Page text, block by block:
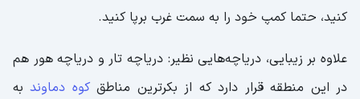
کنید، حتما کمپ خود را به سمت غرب برپا کنید.
علاوه بر زیبایی، دریاچه‌هایی نظیر: دریاچه تار و دریاچه هور هم
در این منطقه قرار دارد که از بکرترین مناطقکوه دماوندبه